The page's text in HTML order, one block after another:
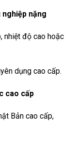
nặng
nhiệt độ cao hoặc
dụng cao cấp.
cao cấp
Bản cao cấp,